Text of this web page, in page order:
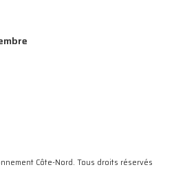
Côte-Nord. Tous droits réservés